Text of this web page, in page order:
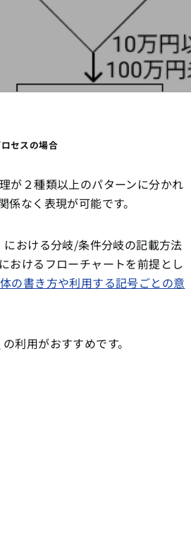
セスの場合
が２種類以上のパターンに分かれ
なく表現が可能です。
おける分岐/条件分岐の記載方法
おけるフローチャートを前提とし
の書き方や利用する記号ごとの意
の利用がおすすめです。